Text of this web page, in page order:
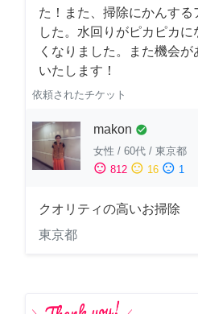
た！また、掃除にかんする
した。水回りがピカピカ
くなりました。また機会
いたします！
依頼されたチケット
makon check_circle
女性 / 60代 / 東京都
sentiment_satisfied 812 sentiment_neutral 16 sentiment_dissatisfied 1
クオリティの高いお掃除
東京都